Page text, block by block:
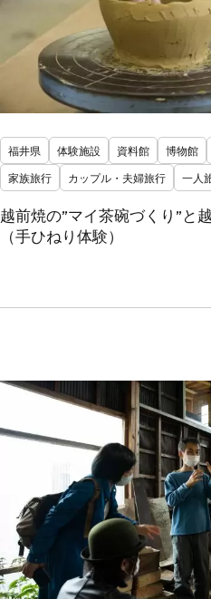
福井県 体験施設 資料館 博物館
家族旅行
カップル・夫婦旅行 一人
越前焼の”マイ茶碗づくり”と
（手ひねり体験）